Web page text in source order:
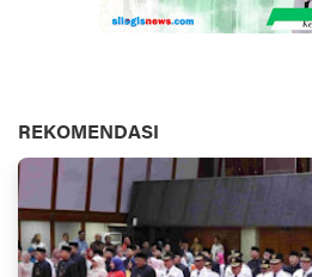
REKOMENDASI